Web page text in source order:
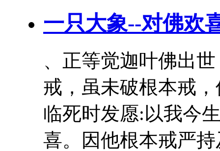
一只大象--对佛欢
、正等觉迦叶佛出
戒 ，虽未破根本戒
临死时发愿:以我今
喜。因他根本戒严